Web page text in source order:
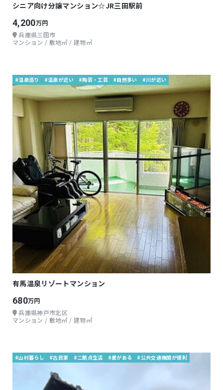
シニア向け分譲マンション☆JR三田駅前
4,200万円
兵庫県三田市
マンション / 敷地㎡ / 建物㎡
#温泉巡り #温泉が近い #陶芸・工芸 #自然多い #川が近い
有馬温泉リゾートマンション
680万円
兵庫県神戸市北区
マンション / 敷地㎡ / 建物㎡
#山村暮らし #古民家 #二拠点生活 #畳がある #公共交通機関が便利